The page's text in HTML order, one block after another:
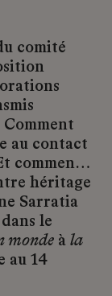
comité
au contact
comment
héritage
Sarratia
le
monde à la
au 14